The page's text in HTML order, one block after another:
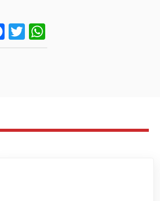
Facebook
Twitter